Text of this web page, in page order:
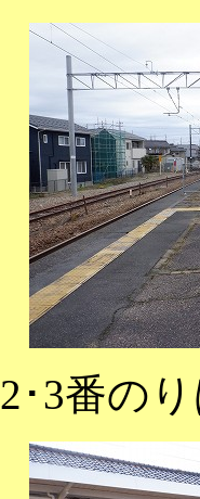
2･3番の